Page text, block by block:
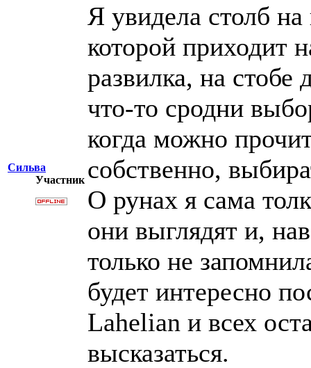
Сильва
Участник
Я увидела столб на
которой приходит
развилка, на стобе
что-то сродни
когда можно
собственно,
О рунах я сама
они выглядят и,
только не
будет интересно
Lahelian и всех
высказаться.